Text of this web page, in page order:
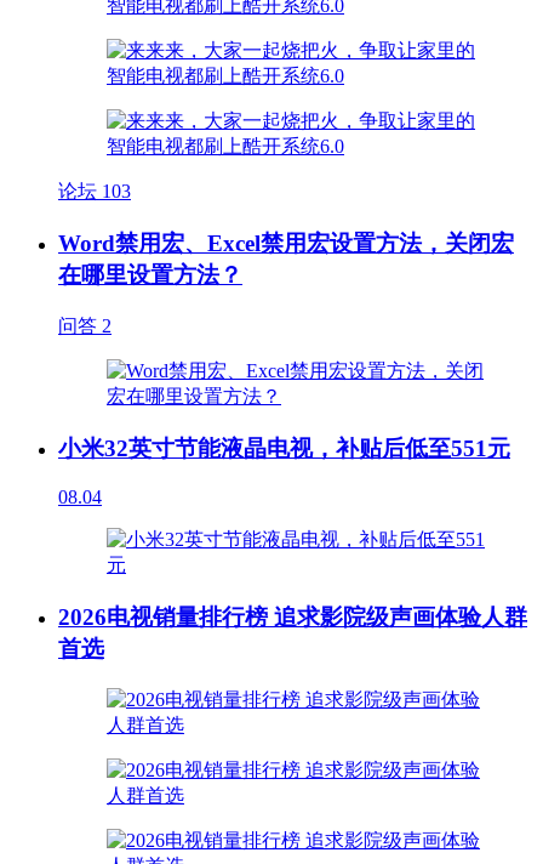
论坛 103
Word禁用宏、Excel禁用宏设置方法，关闭宏
在哪里设置方法？
问答 2
小米32英寸节能液晶电视，补贴后低至551元
08.04
2026电视销量排行榜 追求影院级声画体验人群
首选